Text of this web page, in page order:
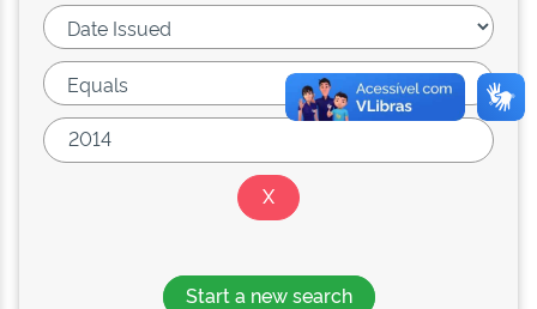
Start a new search